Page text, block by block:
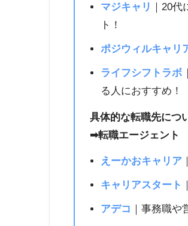
マジキャリ
｜20
ト！
ポジウィルキャリ
ライフシフトラボ
る人におすすめ！
具体的な転職先につ
➡︎転職エージェント
えーかおキャリア
キャリアスタート
アデコ ｜事務職や